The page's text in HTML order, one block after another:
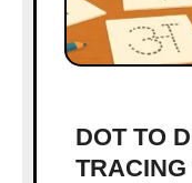
DOT TO
TRACING